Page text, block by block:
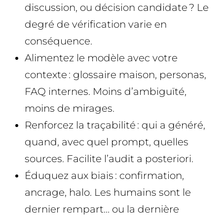
discussion, ou décision candidate ? Le
degré de vérification varie en
conséquence.
Alimentez le modèle avec votre
contexte : glossaire maison, personas,
FAQ internes. Moins d’ambiguïté,
moins de mirages.
Renforcez la traçabilité : qui a généré,
quand, avec quel prompt, quelles
sources. Facilite l’audit a posteriori.
Éduquez aux biais : confirmation,
ancrage, halo. Les humains sont le
dernier rempart… ou la dernière